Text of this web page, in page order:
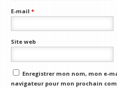
E-mail*
Site web
Enregistrer mon nom, mon e-
navigateur pour mon prochain